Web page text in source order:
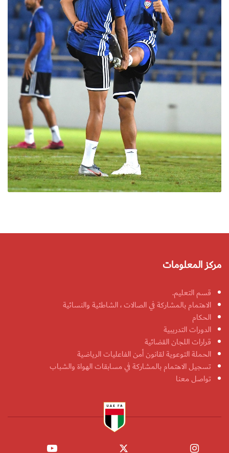
مركز المعلومات
قسم التعليم.
الاهتمام بالمشاركة في الصالات ، الشاطئية والنسائية
الحكام
الدورات التدريبية
قرارات اللجان القضائية
الحملة التوعوية لقانون أمن الفاعليات الرياضية
تسجيل الاهتمام بالمشاركة في مسابقات الهواة والشباب
تواصل معنا